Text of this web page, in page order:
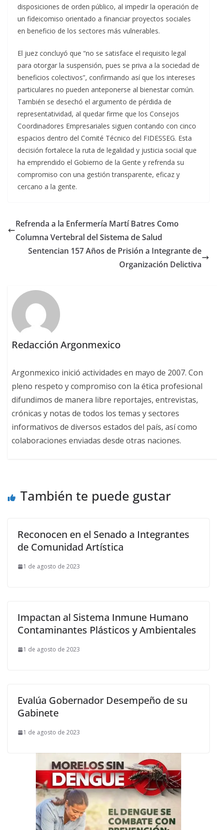
disposiciones de orden público, al impedir la operación de
un fideicomiso orientado a financiar proyectos sociales
en beneficio de los sectores más vulnerables.
El juez concluyó que “no se satisface el requisito legal
para otorgar la suspensión, pues se priva a la sociedad de
beneficios colectivos”, confirmando así que los intereses
particulares no pueden anteponerse al bienestar común.
También se desechó el argumento de pérdida de
representatividad, al quedar firme que los Consejos
Coordinadores Empresariales siguen contando con cinco
espacios dentro del Comité Técnico del FIDESSEG. Esta
decisión fortalece la ruta de legalidad y justicia social que
ha emprendido el Gobierno de la Gente y refrenda su
compromiso con una gestión transparente, eficaz y
cercano a la gente.
Refrenda a la Enfermería Martí Batres Como
Columna Vertebral del Sistema de Salud
Sentencian 157 Años de Prisión a Integrante de
Organización Delictiva
Redacción Argonmexico
Argonmexico inició actividades en mayo de 2007. Con
pleno respeto y compromiso con la ética profesional
difundimos de manera libre reportajes, entrevistas,
crónicas y notas de todos los temas y sectores
informativos de diversos estados del país, así como
colaboraciones enviadas desde otras naciones.
También te puede gustar
Reconocen en el Senado a Integrantes
de Comunidad Artística
1 de agosto de 2023
Impactan al Sistema Inmune Humano
Contaminantes Plásticos y Ambientales
1 de agosto de 2023
Evalúa Gobernador Desempeño de su
Gabinete
1 de agosto de 2023